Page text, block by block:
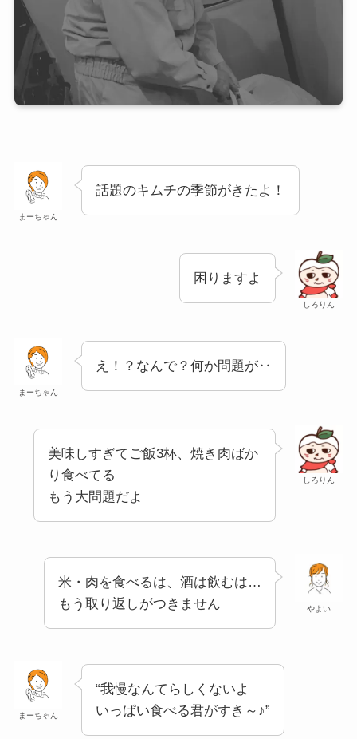
まーちゃん
話題のキムチの季節がきたよ！
しろりん
困りますよ
まーちゃん
え！？なんで？何か問題が‥
しろりん
美味しすぎてご飯3杯、焼き肉ばか
り食べてる
もう大問題だよ
やよい
米・肉を食べるは、酒は飲むは…
もう取り返しがつきません
まーちゃん
“我慢なんてらしくないよ
いっぱい食べる君がすき～♪”